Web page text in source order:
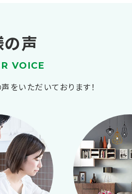
声
VOICE
をいただいております！